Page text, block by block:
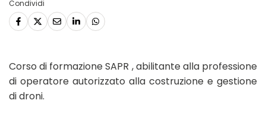
Condividi
Corso di formazione SAPR , abilitante alla professione
di operatore autorizzato alla costruzione e gestione
di droni.